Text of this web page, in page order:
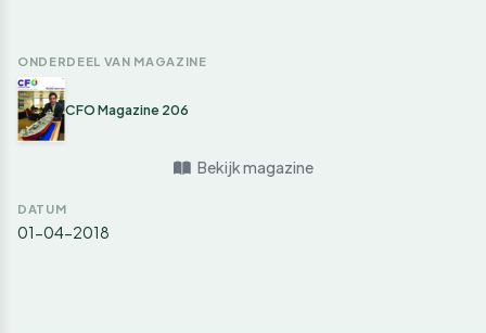
ONDERDEEL VAN MAGAZINE
CFO Magazine 206
Bekijk magazine
DATUM
01-04-2018